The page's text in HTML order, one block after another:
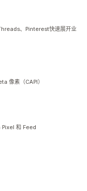
、Pinterest快速展开业
像素（CAPI）
Pixel 和 Feed